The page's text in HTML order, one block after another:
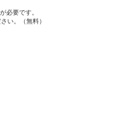
必要です。
い。（無料）